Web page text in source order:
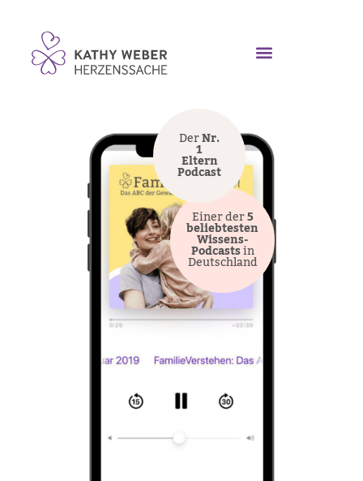
Einer der5
beliebtesten
Wissens-
Podcastsin
Deutschland
DerNr.
1
Eltern
Podcast